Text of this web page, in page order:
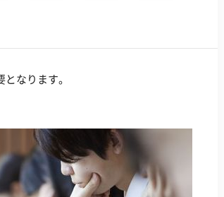
なります。